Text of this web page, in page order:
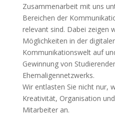
Zusammenarbeit mit uns
Bereichen der
relevant sind. Dabei zeigen
Möglichkeiten in der
Kommunikationswelt auf
Gewinnung von
Ehemaligennetzwerks.
Wir entlasten Sie nicht nur,
Kreativität, Organisation
Mitarbeiter an.